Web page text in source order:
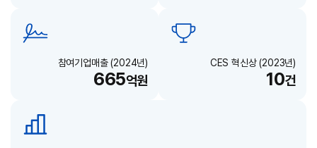
참여기업매출 (2024년)
665억원
CES 혁신상 (2023년)
10건